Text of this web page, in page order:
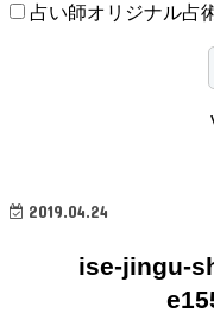
占い師オリジナル占
2019.04.24
ise-jingu-